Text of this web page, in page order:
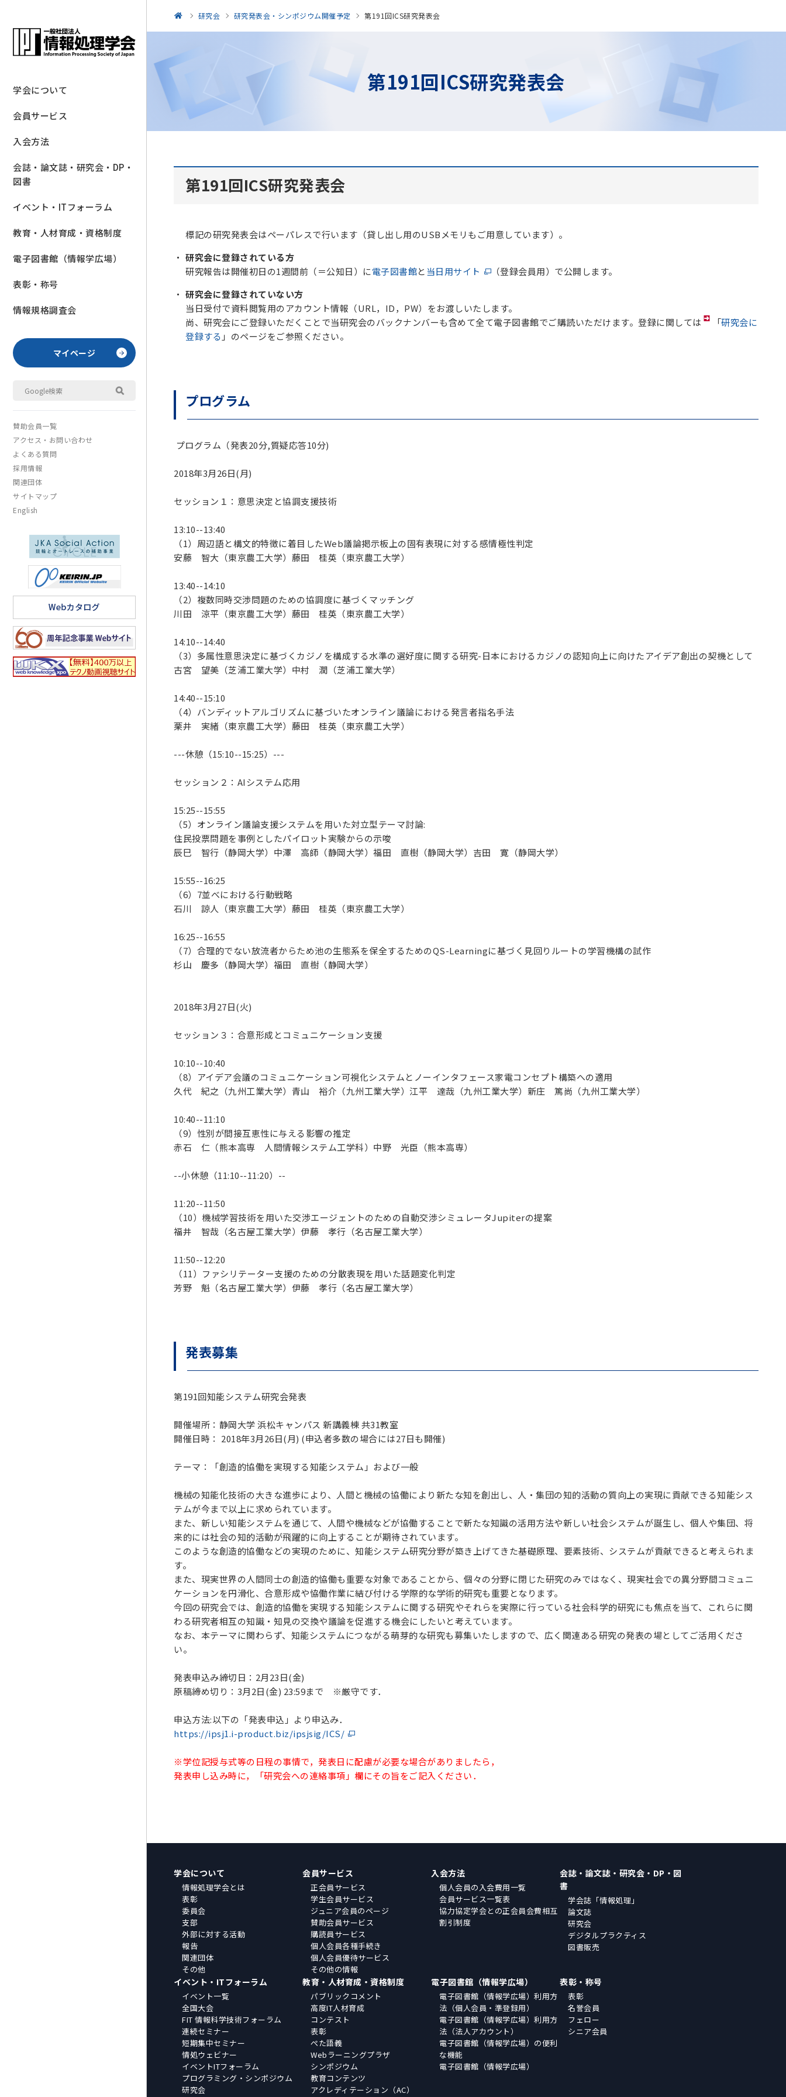
学会について
会員サービス
入会方法
会誌・論文誌・研究会・DP・
図書
イベント・ITフォーラム
教育・人材育成・資格制度
電子図書館（情報学広場）
表彰・称号
情報規格調査会
マイページ
賛助会員一覧
アクセス・お問い合わせ
よくある質問
採用情報
関連団体
サイトマップ
English
研究会 研究発表会・シンポジウム開催予定 第191回ICS研究発表会
第191回ICS研究発表会
第191回ICS研究発表会
標記の研究発表会はペーパレスで行います（貸し出し用のUSBメモリもご用意しています）。
研究会に登録されている方
研究報告は開催初日の1週間前（＝公知日）に電子図書館と 当日用サイト
（登録会員用）で公開します。
研究会に登録されていない方
当日受付で資料閲覧用のアカウント情報（URL，ID，PW）をお渡しいたします。
尚、研究会にご登録いただくことで当研究会のバックナンバーも含めて全て電子図書館でご購読いただけます。登録に関しては
「研究会に
登録する 」のページをご参照ください。
プログラム
プログラム（発表20分,質疑応答10分)
2018年3月26日(月)
セッション１：意思決定と協調支援技術
13:10--13:40
（1）周辺語と構文的特徴に着目したWeb議論掲示板上の固有表現に対する感情極性判定
安藤 智大（東京農工大学）藤田 桂英（東京農工大学）
13:40--14:10
（2）複数同時交渉問題のための協調度に基づくマッチング
川田 涼平（東京農工大学）藤田 桂英（東京農工大学）
14:10--14:40
（3）多属性意思決定に基づくカジノを構成する水準の選好度に関する研究-日本におけるカジノの認知向上に向けたアイデア創出の契機として
古宮 望美（芝浦工業大学）中村 潤（芝浦工業大学）
14:40--15:10
（4）バンディットアルゴリズムに基づいたオンライン議論における発言者指名手法
栗井 実緒（東京農工大学）藤田 桂英（東京農工大学）
---休憩（15:10--15:25）---
セッション２：AIシステム応用
15:25--15:55
（5）オンライン議論支援システムを用いた対立型テーマ討論:
住民投票問題を事例としたパイロット実験からの示唆
辰巳 智行（静岡大学）中澤 高師（静岡大学）福田 直樹（静岡大学）吉田 寛（静岡大学）
15:55--16:25
（6）7並べにおける行動戦略
石川 諒人（東京農工大学）藤田 桂英（東京農工大学）
16:25--16:55
（7）合理的でない放流者からため池の生態系を保全するためのQS-Learningに基づく見回りルートの学習機構の試作
杉山 慶多（静岡大学）福田 直樹（静岡大学）
2018年3月27日(火)
セッション３：合意形成とコミュニケーション支援
10:10--10:40
（8）アイデア会議のコミュニケーション可視化システムとノーインタフェース家電コンセプト構築への適用
久代 紀之（九州工業大学）青山 裕介（九州工業大学）江平 達哉（九州工業大学）新庄 篤尚（九州工業大学）
10:40--11:10
（9）性別が間接互恵性に与える影響の推定
赤石 仁（熊本高専 人間情報システム工学科）中野 光臣（熊本高専）
--小休憩（11:10--11:20）--
11:20--11:50
（10）機械学習技術を用いた交渉エージェントのための自動交渉シミュレータJupiterの提案
福井 智哉（名古屋工業大学）伊藤 孝行（名古屋工業大学）
11:50--12:20
（11）ファシリテーター支援のための分散表現を用いた話題変化判定
芳野 魁（名古屋工業大学）伊藤 孝行（名古屋工業大学）
発表募集
第191回知能システム研究会発表
開催場所：静岡大学 浜松キャンパス 新講義棟 共31教室
開催日時： 2018年3月26日(月) (申込者多数の場合には27日も開催)
テーマ：「創造的協働を実現する知能システム」および一般
機械の知能化技術の大きな進歩により、人間と機械の協働により新たな知を創出し、人・集団の知的活動の質向上の実現に貢献できる知能シス
テムが今まで以上に求められています。
また、新しい知能システムを通じて、人間や機械などが協働することで新たな知識の活用方法や新しい社会システムが誕生し、個人や集団、将
来的には社会の知的活動が飛躍的に向上することが期待されています。
このような創造的協働などの実現のために、知能システム研究分野が築き上げてきた基礎原理、要素技術、システムが貢献できると考えられま
す。
また、現実世界の人間同士の創造的恊働も重要な対象であることから、個々の分野に閉じた研究のみではなく、現実社会での異分野間コミュニ
ケーションを円滑化、合意形成や恊働作業に結び付ける学際的な学術的研究も重要となります。
今回の研究会では、創造的協働を実現する知能システムに関する研究やそれらを実際に行っている社会科学的研究にも焦点を当て、これらに関
わる研究者相互の知識・知見の交換や議論を促進する機会にしたいと考えています。
なお、本テーマに関わらず、知能システムにつながる萌芽的な研究も募集いたしますので、広く関連ある研究の発表の場としてご活用くださ
い。
発表申込み締切日：2月23日(金)
原稿締め切り：3月2日(金) 23:59まで ※厳守です．
申込方法:以下の「発表申込」より申込み．
https://ipsj1.i-product.biz/ipsjsig/ICS/
※学位記授与式等の日程の事情で，発表日に配慮が必要な場合がありましたら，
発表申し込み時に，「研究会への連絡事項」欄にその旨をご記入ください．
学会について
情報処理学会とは
表彰
委員会
支部
外部に対する活動
報告
関連団体
その他
会員サービス
正会員サービス
学生会員サービス
ジュニア会員のページ
賛助会員サービス
購読員サービス
個人会員各種手続き
個人会員優待サービス
その他の情報
入会方法
個人会員の入会費用一覧
会員サービス一覧表
協力協定学会との正会員会費相互
割引制度
会誌・論文誌・研究会・DP・図
書
学会誌「情報処理」
論文誌
研究会
デジタルプラクティス
図書販売
イベント・ITフォーラム
イベント一覧
全国大会
FIT 情報科学技術フォーラム
連続セミナー
短期集中セミナー
情処ウェビナー
イベントITフォーラム
プログラミング・シンポジウム
研究会
教育・人材育成・資格制度
パブリックコメント
高度IT人材育成
コンテスト
表彰
ぺた語義
Webラーニングプラザ
シンポジウム
教育コンテンツ
アクレディテーション（AC）
電子図書館（情報学広場）
電子図書館（情報学広場）利用方
法（個人会員・準登録用）
電子図書館（情報学広場）利用方
法（法人アカウント）
電子図書館（情報学広場）の便利
な機能
電子図書館（情報学広場）
表彰・称号
表彰
名誉会員
フェロー
シニア会員